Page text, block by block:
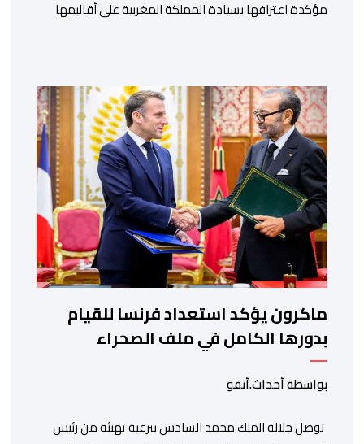
مؤكدة اعترافها بسيادة المملكة المغربية على أقاليمها
الافريقي والمغاربة المقيمين بالخارج، ناصر بوريطة، ونائب
رئيس جمهورية كولومبيا، خوسيه مانويل ريستريبو، بحضور
وزير العلاقات الخارجية عمر بولا إسكوبار. وبهذه المناسبة،
أكد السيد […]
ماكرون يؤكد استعداد فرنسا للقيام
بدورها الكامل في ملف الصحراء
بواسطة أحداث.أنفو
توصل جلالة الملك محمد السادس ببرقية تهنئة من رئيس